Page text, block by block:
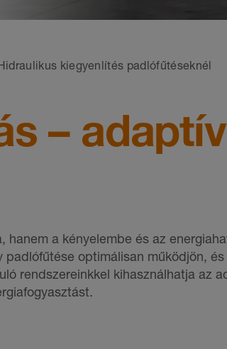
kiegyenlítés padlófűtéseknél
– adaptív
a kényelembe és az
optimálisan működjön,
rendszereinkkel kihasználhatja az